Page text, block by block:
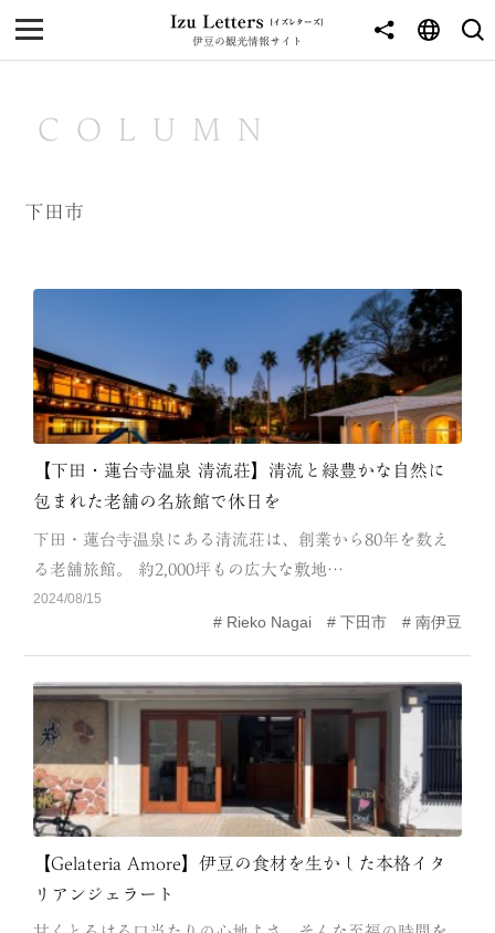
伊豆の観光情報サイト
MENU
NEWS
JOURNEY
南伊豆
北伊豆
中伊豆
CATEGORY
岬
花
池・滝・川 山・公園・棚田
観光施設
動物と触れ合える場所 カフェ・スイーツ
神社仏閣 食
洞窟・島
COLUMN
下田市
【下田・蓮台寺温泉 清流荘】清流と緑豊かな自然に
包まれた老舗の名旅館で休日を
下田・蓮台寺温泉にある清流荘は、創業から80年を数え
る老舗旅館。 約2,000坪もの広大な敷地…
2024/08/15
Rieko Nagai 下田市 南伊豆
【Gelateria Amore】伊豆の食材を生かした本格イタ
リアンジェラート